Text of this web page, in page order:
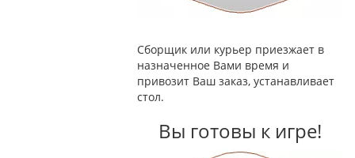
Сборщик или курьер приезжает в
назначенное Вами время и
привозит Ваш заказ, устанавливает
стол.
Вы готовы к игре!